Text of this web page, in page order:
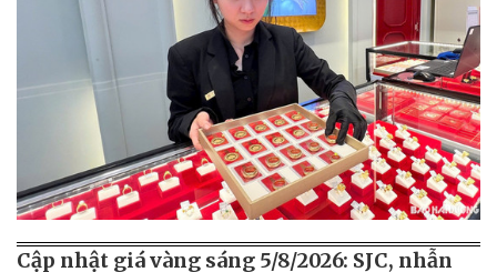
Cập nhật giá vàng sáng 5/8/2026: SJC, nhẫn